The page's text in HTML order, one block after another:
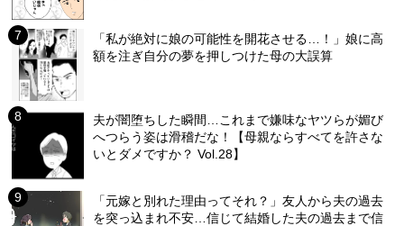
「私が絶対に娘の可能性を開花させる…！」娘に高
額を注ぎ自分の夢を押しつけた母の大誤算
夫が闇堕ちした瞬間…これまで嫌味なヤツらが媚び
へつらう姿は滑稽だな！【母親ならすべてを許さな
いとダメですか？ Vol.28】
「元嫁と別れた理由ってそれ？」友人から夫の過去
を突っ込まれ不安…信じて結婚した夫の過去まで信